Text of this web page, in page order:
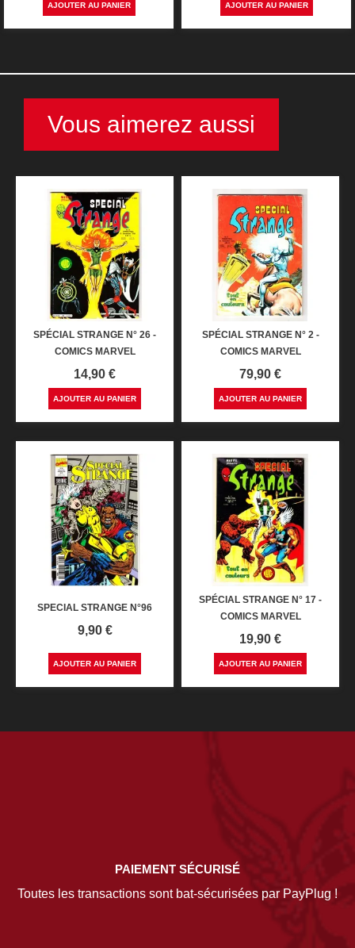
AJOUTER AU PANIER AJOUTER AU PANIER
Vous aimerez aussi
SPÉCIAL STRANGE N° 26 -
COMICS MARVEL
Prix
14,90 €
AJOUTER AU PANIER
SPÉCIAL STRANGE N° 2 -
COMICS MARVEL
Prix
79,90 €
AJOUTER AU PANIER
SPECIAL STRANGE N°96
Prix
9,90 €
AJOUTER AU PANIER
SPÉCIAL STRANGE N° 17 -
COMICS MARVEL
Prix
19,90 €
AJOUTER AU PANIER
PAIEMENT SÉCURISÉ
Toutes les transactions sont bat-sécurisées par PayPlug !